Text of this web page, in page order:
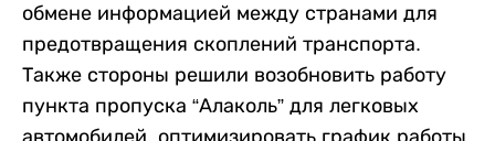
обмене информацией между странами для
предотвращения скоплений транспорта.
Также стороны решили возобновить работу
пункта пропуска “Алаколь” для легковых